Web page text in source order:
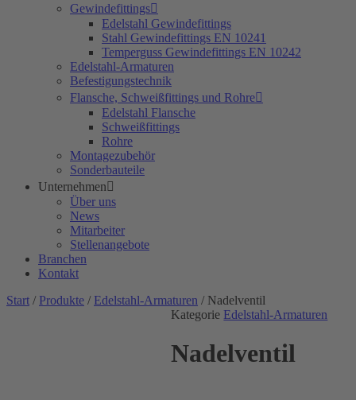
Gewindefittings
Edelstahl Gewindefittings
Stahl Gewindefittings EN 10241
Temperguss Gewindefittings EN 10242
Edelstahl-Armaturen
Befestigungstechnik
Flansche, Schweißfittings und Rohre
Edelstahl Flansche
Schweißfittings
Rohre
Montagezubehör
Sonderbauteile
Unternehmen
Über uns
News
Mitarbeiter
Stellenangebote
Branchen
Kontakt
Start / Produkte / Edelstahl-Armaturen / Nadelventil
Kategorie Edelstahl-Armaturen
Nadelventil